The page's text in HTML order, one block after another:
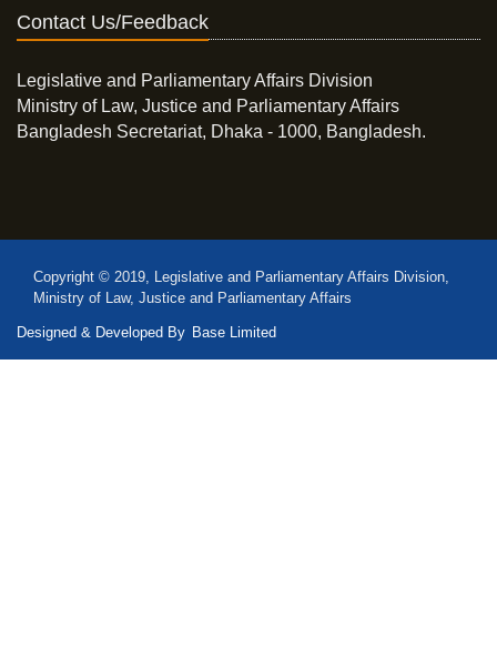
Contact Us/Feedback
Legislative and Parliamentary Affairs Division
Ministry of Law, Justice and Parliamentary Affairs
Bangladesh Secretariat, Dhaka - 1000, Bangladesh.
Copyright © 2019, Legislative and Parliamentary Affairs Division,
Ministry of Law, Justice and Parliamentary Affairs
Designed & Developed By Base Limited